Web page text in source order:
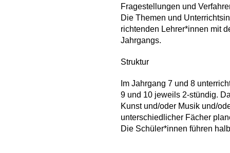
Fragestellungen und
Die Themen und
richtenden Lehrer*innen mit
Jahrgangs.
Struktur
Im Jahrgang 7 und 8
9 und 10 jeweils 2-stündig.
Kunst und/oder Musik und/
unterschiedlicher Fächer
Die Schüler*innen führen